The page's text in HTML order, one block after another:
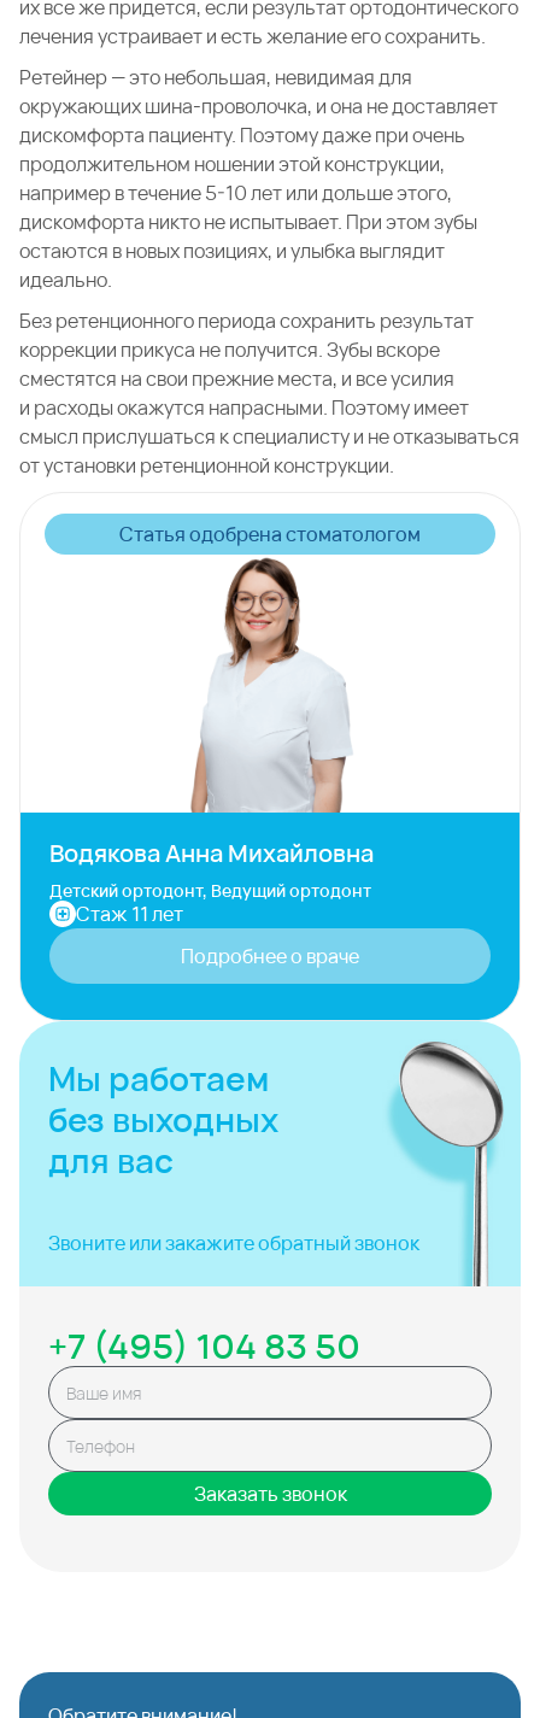
их все же придется, если результат ортодонтического
лечения устраивает и есть желание его сохранить.
Ретейнер — это небольшая, невидимая для
окружающих шина-проволочка, и она не доставляет
дискомфорта пациенту. Поэтому даже при очень
продолжительном ношении этой конструкции,
например в течение 5-10 лет или дольше этого,
дискомфорта никто не испытывает. При этом зубы
остаются в новых позициях, и улыбка выглядит
идеально.
Без ретенционного периода сохранить результат
коррекции прикуса не получится. Зубы вскоре
сместятся на свои прежние места, и все усилия
и расходы окажутся напрасными. Поэтому имеет
смысл прислушаться к специалисту и не отказываться
от установки ретенционной конструкции.
Статья одобрена стоматологом
Водякова Анна Михайловна
Детский ортодонт, Ведущий ортодонт
Стаж 11 лет
Подробнее о враче
Мы работаем
без выходных
для вас
Звоните или закажитеобратный звонок
+7 (495) 104 83 50
Заказать звонок